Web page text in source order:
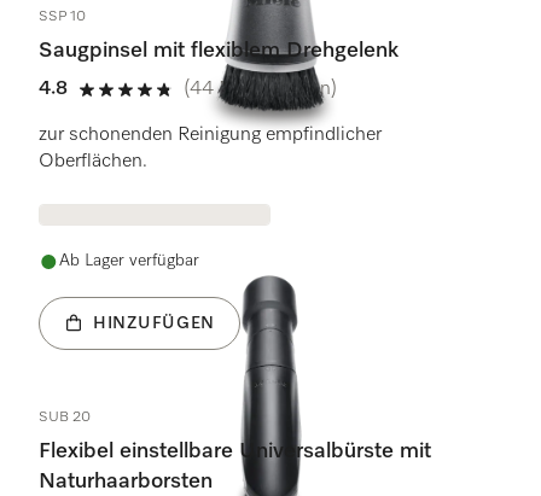
SSP 10
Saugpinsel mit flexiblem Drehgelenk
4.8
4.8 Sterne von 5
(44 Bewertungen)
zur schonenden Reinigung empfindlicher
Oberflächen.
Ab Lager verfügbar
HINZUFÜGEN
SUB 20
Flexibel einstellbare Universalbürste mit
Naturhaarborsten